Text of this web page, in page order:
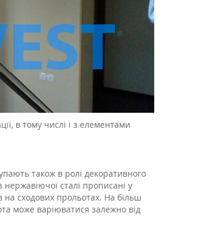
в тому числі і з елементами
також в ролі декоративного
сталі прописані у
на сходових прольотах. На більш
може варіюватися залежно від